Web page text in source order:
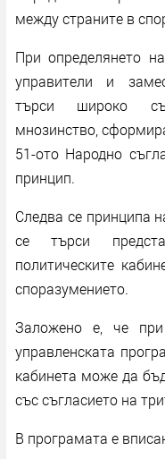
между страните в
При определянето
управители и
търси широко
мнозинство,
51-ото Народно
принцип.
Следва се принципа
се търси
политическите
споразумението.
Заложено е, че при
управленската
кабинета може да
със съгласието на
В програмата е